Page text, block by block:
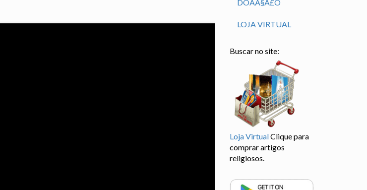
DOAÃ§Ã£O
LOJA VIRTUAL
Buscar no site:
Loja VirtualClique para
comprar artigos
religiosos.